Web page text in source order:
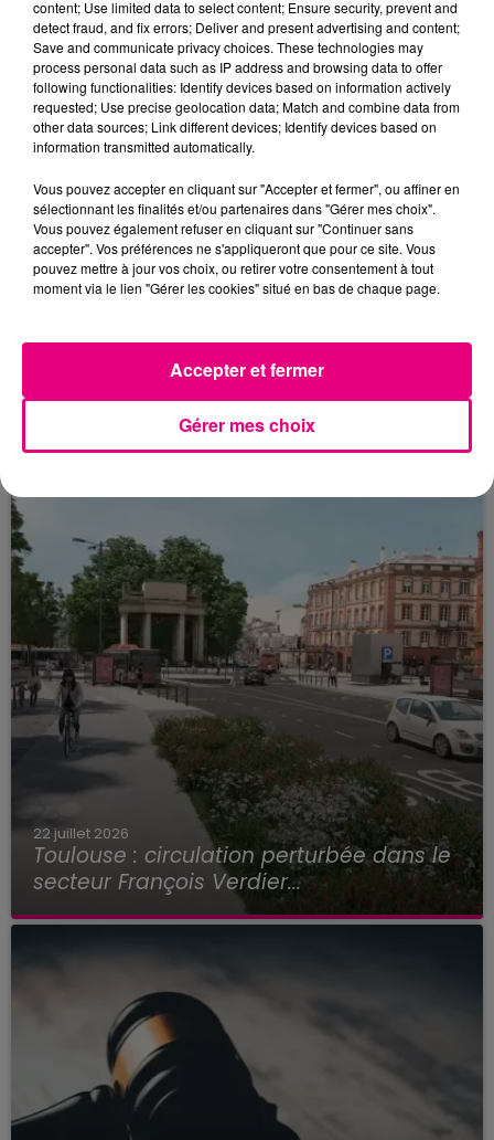
Violent incendie au nord de Toulouse
22 juillet 2026
Toulouse : circulation perturbée dans le
secteur François Verdier...
content; Use limited data to select content; Ensure security, prevent and
detect fraud, and fix errors; Deliver and present advertising and content;
Save and communicate privacy choices. These technologies may
process personal data such as IP address and browsing data to offer
following functionalities: Identify devices based on information actively
requested; Use precise geolocation data; Match and combine data from
other data sources; Link different devices; Identify devices based on
information transmitted automatically.
Vous pouvez accepter en cliquant sur "Accepter et fermer", ou affiner en
sélectionnant les finalités et/ou partenaires dans "Gérer mes choix".
Vous pouvez également refuser en cliquant sur "Continuer sans
accepter". Vos préférences ne s'appliqueront que pour ce site. Vous
pouvez mettre à jour vos choix, ou retirer votre consentement à tout
moment via le lien "Gérer les cookies" situé en bas de chaque page.
Gérer mes choix
Accepter et fermer